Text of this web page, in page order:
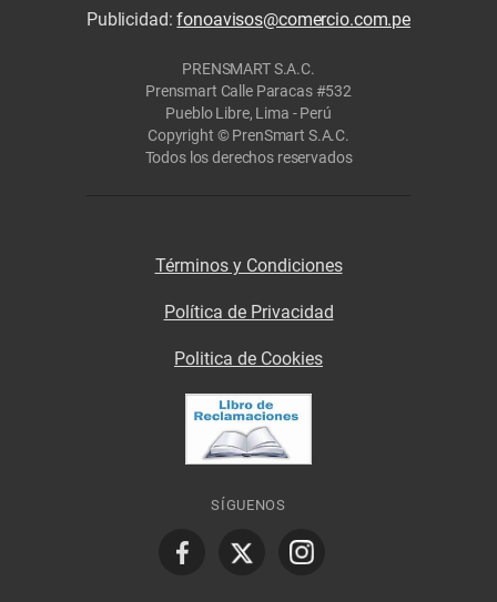
Publicidad:fonoavisos@comercio.com.pe
PRENSMART S.A.C.
Prensmart Calle Paracas #532
Pueblo Libre, Lima - Perú
Copyright © PrenSmart S.A.C.
Todos los derechos reservados
Términos y Condiciones
Política de Privacidad
Politica de Cookies
SÍGUENOS